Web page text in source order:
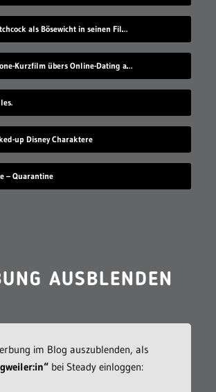
Alfred Hitchcock als Bösewicht in seinen Filmen
Smartphone-Kurzfilm übers Online-Dating auf Zugreise
up Disney Charaktere
– Quarantine
AUSBLENDEN
im Blog auszublenden, als
bei Steady einloggen: